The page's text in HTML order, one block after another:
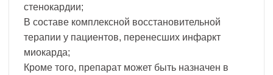
стенокардии;
В составе комплексной восстановительной
терапии у пациентов, перенесших инфаркт
миокарда;
Кроме того, препарат может быть назначен в